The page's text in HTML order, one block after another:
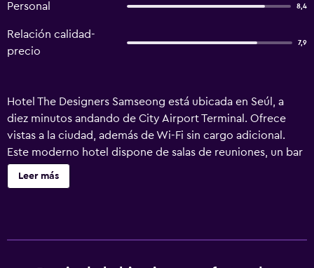
Personal 8,4
Relación calidad-
precio
7,9
Hotel The Designers Samseong está ubicada en Seúl, a
diez minutos andando de City Airport Terminal. Ofrece
vistas a la ciudad, además de Wi-Fi sin cargo adicional.
Este moderno hotel dispone de salas de reuniones, un bar
cafetería y servicio de aparcacoches. Además, el personal
multilingüe está a tu disposición para proporcionarte
Leer más